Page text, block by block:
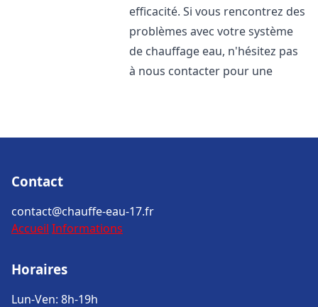
efficacité. Si vous rencontrez des
problèmes avec votre système
de chauffage eau, n'hésitez pas
à nous contacter pour une
Contact
contact@chauffe-eau-17.fr
Accueil Informations
Horaires
Lun-Ven: 8h-19h